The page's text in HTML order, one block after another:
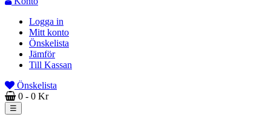
Logga in
Mitt konto
Önskelista
Jämför
Till Kassan
Önskelista
0 - 0 Kr
Toggle
navigation
☰